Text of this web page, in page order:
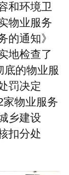
和环境卫
物业服务
的通知》
地检查了
底的物业服
罚决定
物业服务
乡建设
扣分处